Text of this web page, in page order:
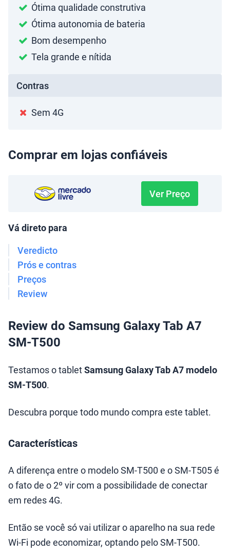
Ótima qualidade construtiva
Ótima autonomia de bateria
Bom desempenho
Tela grande e nítida
Contras
Sem 4G
Comprar em lojas confiáveis
Ver Preço
Vá direto para
Veredicto
Prós e contras
Preços
Review
Review do Samsung Galaxy Tab A7
SM-T500
Testamos o tabletSamsung Galaxy Tab A7 modelo
SM-T500.
Descubra porque todo mundo compra este tablet.
Características
A diferença entre o modelo SM-T500 e o SM-T505 é
o fato de o 2º vir com a possibilidade de conectar
em redes 4G.
Então se você só vai utilizar o aparelho na sua rede
Wi-Fi pode economizar, optando pelo SM-T500.